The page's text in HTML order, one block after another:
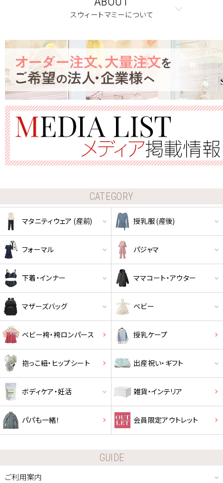
スウィートマミーについて
CATEGORY
マタニティウェア (産前) 授乳服 (産後)
フォーマル パジャマ
下着・インナー ママコート・アウター
マザーズバッグ ベビー
ベビー袴・袴ロンパース 授乳ケープ
抱っこ紐・ヒップシート 出産祝い・ギフト
ボディケア・妊活 雑貨・インテリア
パパも一緒！ 会員限定アウトレット
GUIDE
ご利用案内
ショッピングカート画面にてご入力ください。
クーポンのご利用には会員登録が必要となります。